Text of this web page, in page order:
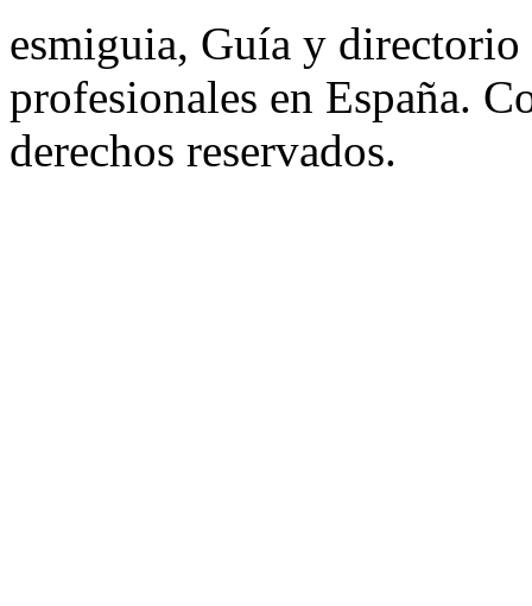
esmiguia, Guía y directorio
profesionales en España.
derechos reservados.